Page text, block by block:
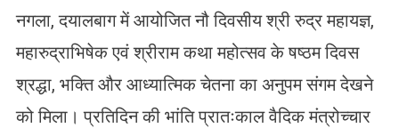
नगला, दयालबाग में आयोजित नौ दिवसीय श्री रुद्र महायज्ञ,
महारुद्राभिषेक एवं श्रीराम कथा महोत्सव के षष्ठम दिवस
श्रद्धा, भक्ति और आध्यात्मिक चेतना का अनुपम संगम देखने
को मिला। प्रतिदिन की भांति प्रातःकाल वैदिक मंत्रोच्चार